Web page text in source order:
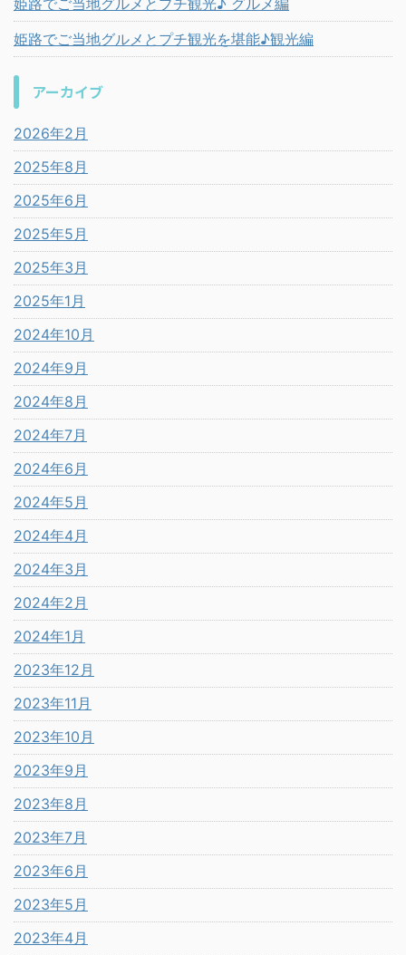
姫路でご当地グルメとプチ観光を堪能♪観光編
アーカイブ
2026年2月
2025年8月
2025年6月
2025年5月
2025年3月
2025年1月
2024年10月
2024年9月
2024年8月
2024年7月
2024年6月
2024年5月
2024年4月
2024年3月
2024年2月
2024年1月
2023年12月
2023年11月
2023年10月
2023年9月
2023年8月
2023年7月
2023年6月
2023年5月
2023年4月